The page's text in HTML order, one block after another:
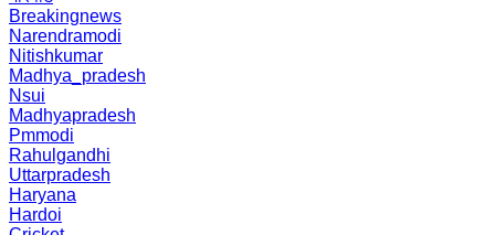
Breakingnews
Narendramodi
Nitishkumar
Madhya_pradesh
Nsui
Madhyapradesh
Pmmodi
Rahulgandhi
Uttarpradesh
Haryana
Hardoi